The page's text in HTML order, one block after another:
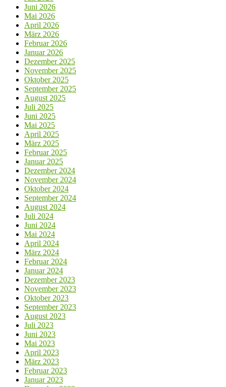
Juni 2026
Mai 2026
April 2026
März 2026
Februar 2026
Januar 2026
Dezember 2025
November 2025
Oktober 2025
September 2025
August 2025
Juli 2025
Juni 2025
Mai 2025
April 2025
März 2025
Februar 2025
Januar 2025
Dezember 2024
November 2024
Oktober 2024
September 2024
August 2024
Juli 2024
Juni 2024
Mai 2024
April 2024
März 2024
Februar 2024
Januar 2024
Dezember 2023
November 2023
Oktober 2023
September 2023
August 2023
Juli 2023
Juni 2023
Mai 2023
April 2023
März 2023
Februar 2023
Januar 2023